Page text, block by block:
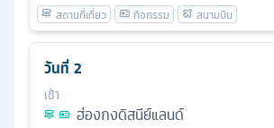
วันที่ 2
เช้า
ฮ่องกงดิสนีย์แลนด์